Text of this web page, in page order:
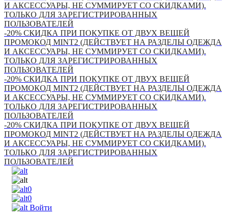
И АКСЕССУАРЫ, НЕ СУММИРУЕТ СО СКИДКАМИ).
ТОЛЬКО ДЛЯ ЗАРЕГИСТРИРОВАННЫХ
ПОЛЬЗОВАТЕЛЕЙ
-20% СКИДКА ПРИ ПОКУПКЕ ОТ ДВУХ ВЕЩЕЙ
ПРОМОКОД MINT2 (ДЕЙСТВУЕТ НА РАЗДЕЛЫ ОДЕЖДА
И АКСЕССУАРЫ, НЕ СУММИРУЕТ СО СКИДКАМИ).
ТОЛЬКО ДЛЯ ЗАРЕГИСТРИРОВАННЫХ
ПОЛЬЗОВАТЕЛЕЙ
-20% СКИДКА ПРИ ПОКУПКЕ ОТ ДВУХ ВЕЩЕЙ
ПРОМОКОД MINT2 (ДЕЙСТВУЕТ НА РАЗДЕЛЫ ОДЕЖДА
И АКСЕССУАРЫ, НЕ СУММИРУЕТ СО СКИДКАМИ).
ТОЛЬКО ДЛЯ ЗАРЕГИСТРИРОВАННЫХ
ПОЛЬЗОВАТЕЛЕЙ
-20% СКИДКА ПРИ ПОКУПКЕ ОТ ДВУХ ВЕЩЕЙ
ПРОМОКОД MINT2 (ДЕЙСТВУЕТ НА РАЗДЕЛЫ ОДЕЖДА
И АКСЕССУАРЫ, НЕ СУММИРУЕТ СО СКИДКАМИ).
ТОЛЬКО ДЛЯ ЗАРЕГИСТРИРОВАННЫХ
ПОЛЬЗОВАТЕЛЕЙ
0
0
Войти